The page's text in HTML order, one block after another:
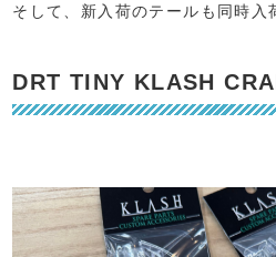
そして、新入荷のテールも同時入
DRT TINY KLASH